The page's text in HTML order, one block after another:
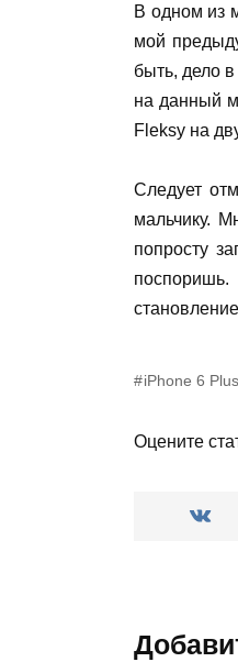
В одном из
мой
быть, дело
на данный
Fleksy на
Следует
мальчику.
попросту
поспоришь.
iPhone 6 Plus
Оцените